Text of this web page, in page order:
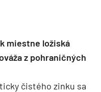
miestne ložiská
z pohraničných
čistého zinku sa